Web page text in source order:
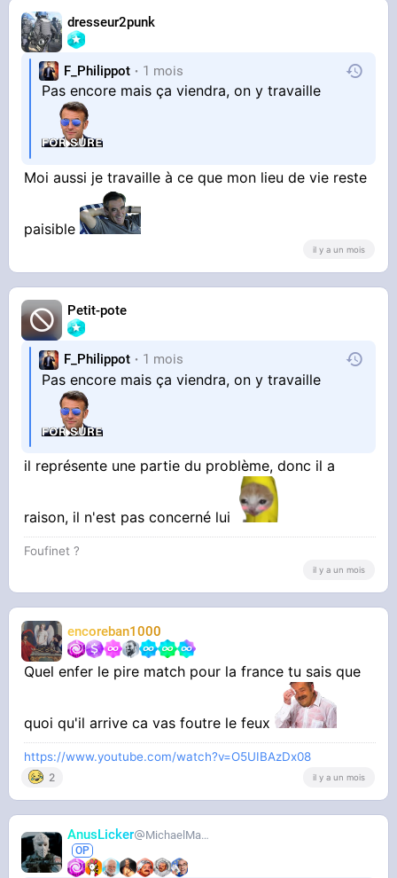
dresseur2punk
F_Philippot 1 mois
Pas encore mais ça viendra, on y travaille
Moi aussi je travaille à ce que mon lieu de vie reste
paisible
il y a un mois
Petit-pote
F_Philippot 1 mois
Pas encore mais ça viendra, on y travaille
il représente une partie du problème, donc il a
raison, il n'est pas concerné lui
Foufinet ?
il y a un mois
encoreban1000
Quel enfer le pire match pour la france tu sais que
quoi qu'il arrive ca vas foutre le feux
https://www.youtube.com/watch?v=O5UIBAzDx08
2 il y a un mois
AnusLicker MichaelMann